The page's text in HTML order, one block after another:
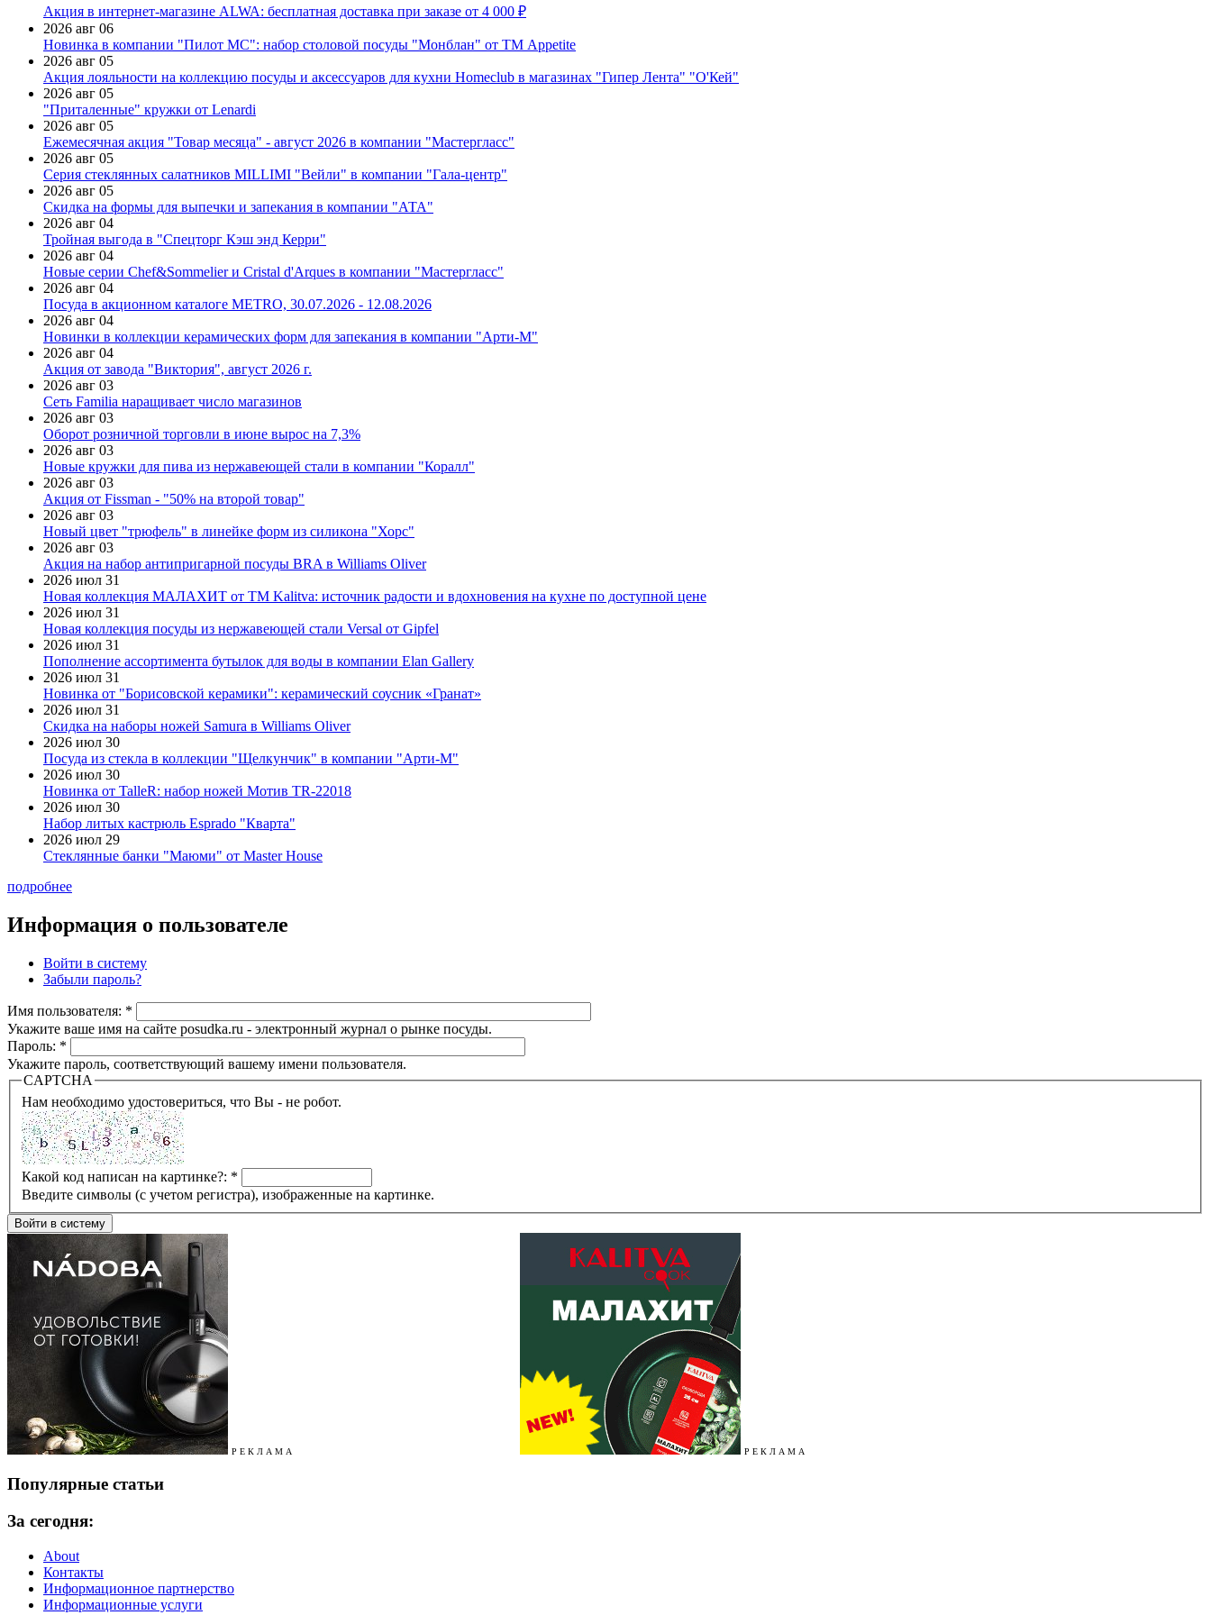
Акция в интернет-магазине ALWA: бесплатная доставка при заказе от 4 000 ₽
2026 авг 06
Новинка в компании "Пилот МС": набор столовой посуды "Монблан" от ТМ Appetite
2026 авг 05
Акция лояльности на коллекцию посуды и аксессуаров для кухни Homeclub в магазинах "Гипер Лента" "О'Кей"
2026 авг 05
"Приталенные" кружки от Lenardi
2026 авг 05
Ежемесячная акция "Товар месяца" - август 2026 в компании "Мастергласс"
2026 авг 05
Серия стеклянных салатников MILLIMI "Вейли" в компании "Гала-центр"
2026 авг 05
Скидка на формы для выпечки и запекания в компании "АТА"
2026 авг 04
Тройная выгода в "Спецторг Кэш энд Керри"
2026 авг 04
Новые серии Chef&Sommelier и Cristal d'Arques в компании "Мастергласс"
2026 авг 04
Посуда в акционном каталоге METRO, 30.07.2026 - 12.08.2026
2026 авг 04
Новинки в коллекции керамических форм для запекания в компании "Арти-М"
2026 авг 04
Акция от завода "Виктория", август 2026 г.
2026 авг 03
Сеть Familia наращивает число магазинов
2026 авг 03
Оборот розничной торговли в июне вырос на 7,3%
2026 авг 03
Новые кружки для пива из нержавеющей стали в компании "Коралл"
2026 авг 03
Акция от Fissman - "50% на второй товар"
2026 авг 03
Новый цвет "трюфель" в линейке форм из силикона "Хорс"
2026 авг 03
Акция на набор антипригарной посуды BRA в Williams Oliver
2026 июл 31
Новая коллекция МАЛАХИТ от ТМ Kalitva: источник радости и вдохновения на кухне по доступной цене
2026 июл 31
Новая коллекция посуды из нержавеющей стали Versal от Gipfel
2026 июл 31
Пополнение ассортимента бутылок для воды в компании Elan Gallery
2026 июл 31
Новинка от "Борисовской керамики": керамический соусник «Гранат»
2026 июл 31
Скидка на наборы ножей Samura в Williams Oliver
2026 июл 30
Посуда из стекла в коллекции "Щелкунчик" в компании "Арти-М"
2026 июл 30
Новинка от TalleR: набор ножей Мотив TR-22018
2026 июл 30
Набор литых кастрюль Esprado "Кварта"
2026 июл 29
Стеклянные банки "Маюми" от Master House
подробнее
Информация о пользователе
Войти в систему
Забыли пароль?
Имя пользователя: *
Укажите ваше имя на сайте posudka.ru - электронный журнал о рынке посуды.
Пароль: *
Укажите пароль, соответствующий вашему имени пользователя.
CAPTCHA
Нам необходимо удостовериться, что Вы - не робот.
Какой код написан на картинке?: *
Введите символы (с учетом регистра), изображенные на картинке.
Р Е К Л А М А Р Е К Л А М А
Популярные статьи
За сегодня:
About
Контакты
Информационное партнерство
Информационные услуги